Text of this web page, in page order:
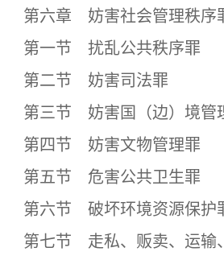
第六章 妨害社会管理秩序
第一节 扰乱公共秩序罪
第二节 妨害司法罪
第三节 妨害国（边）境管
第四节 妨害文物管理罪
第五节 危害公共卫生罪
第六节 破坏环境资源保护
第七节 走私、贩卖、运输